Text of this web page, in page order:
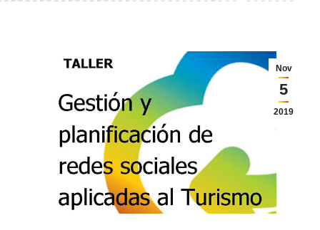
Nov
5
2019